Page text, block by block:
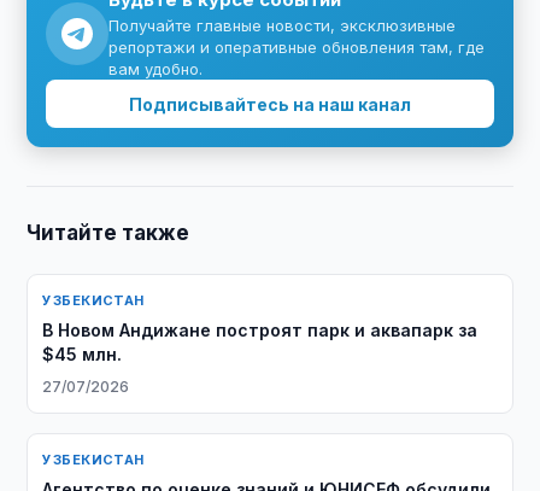
Получайте главные новости, эксклюзивные
репортажи и оперативные обновления там, где
вам удобно.
Подписывайтесь на наш канал
Читайте также
УЗБЕКИСТАН
В Новом Андижане построят парк и аквапарк за
$45 млн.
27/07/2026
УЗБЕКИСТАН